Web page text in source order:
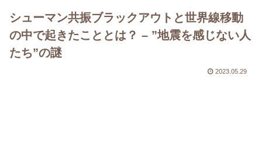
シューマン共振ブラックアウトと世界線移動
の中で起きたこととは？ – ”地震を感じない人
たち”の謎
2023.05.29